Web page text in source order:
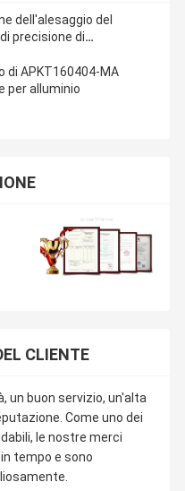
dell'alesaggio del
precisione di
di APKT160404-MA
per alluminio
CLIENTE
un buon servizio, un'alta
Come uno dei
le nostre merci
tempo e sono